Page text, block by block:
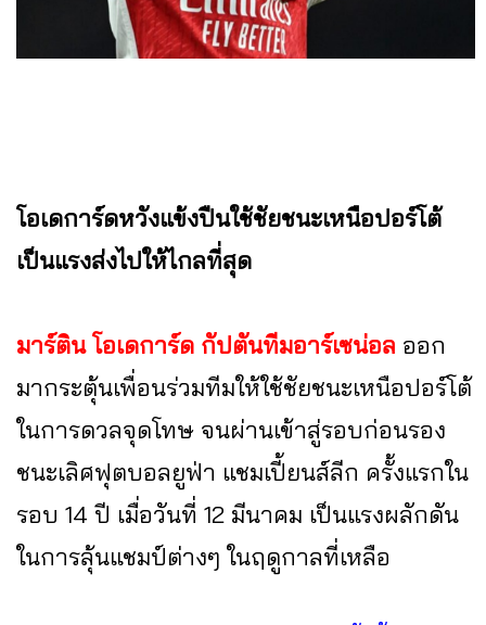
โอเดการ์ดหวังแข้งปืนใช้ชัยชนะเหนือปอร์โต้
เป็นแรงส่งไปให้ไกลที่สุด
มาร์ติน โอเดการ์ด กัปตันทีมอาร์เซน่อล ออก
มากระตุ้นเพื่อนร่วมทีมให้ใช้ชัยชนะเหนือปอร์โต้
ในการดวลจุดโทษ จนผ่านเข้าสู่รอบก่อนรอง
ชนะเลิศฟุตบอลยูฟ่า แชมเปี้ยนส์ลีก ครั้งแรกใน
รอบ 14 ปี เมื่อวันที่ 12 มีนาคม เป็นแรงผลักดัน
ในการลุ้นแชมป์ต่างๆ ในฤดูกาลที่เหลือ